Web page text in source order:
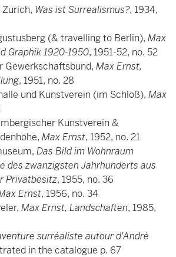
Was ist Surrealismus?, 1934,
(& travelling to Berlin), Max
Graphik 1920-1950, 1951-52, no. 52
Gewerkschaftsbund, Max Ernst,
, 1951, no. 28
und Kunstverein (im Schloß), Max
Kunstverein &
Max Ernst, 1952, no. 21
Das Bild im Wohnraum
des zwanzigsten Jahrhunderts aus
Privatbesitz, 1955, no. 36
Ernst, 1956, no. 34
Max Ernst, Landschaften, 1985,
surréaliste autour d'André
in the catalogue p. 67